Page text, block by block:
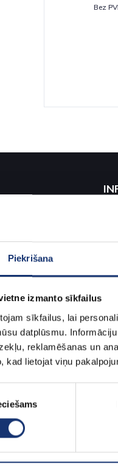
Piekrišana
izmanto sīkfailus
sīkfailus, lai
datplūsmu.
reklamēšanas un
kad lietojat viņu
Bez